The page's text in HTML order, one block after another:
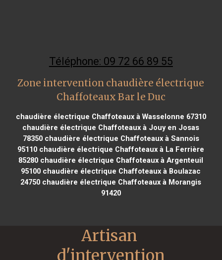
Téléphone: 09 72 66 89 55
Zone intervention chaudière électrique
Chaffoteaux Bar le Duc
chaudière électrique Chaffoteaux à Wasselonne 67310
chaudière électrique Chaffoteaux à Jouy en Josas
78350chaudière électrique Chaffoteaux à Sannois
95110 chaudière électrique Chaffoteaux à La Ferrière
85280 chaudière électrique Chaffoteaux à Argenteuil
95100 chaudière électrique Chaffoteaux à Boulazac
24750 chaudière électrique Chaffoteaux à Morangis
91420
Artisan
d'intervention